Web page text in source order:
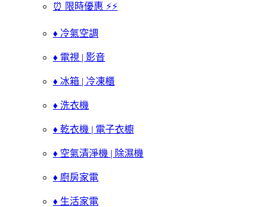
⏰ 限時優惠 ⚡⚡
♦ 冷氣空調
♦ 電視 | 影音
♦ 冰箱 | 冷凍櫃
♦ 洗衣機
♦ 乾衣機 | 電子衣櫥
♦ 空氣清淨機 | 除濕機
♦ 廚房家電
♦ 生活家電